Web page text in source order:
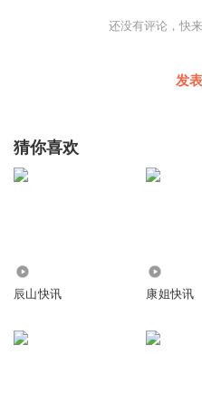
5486.5亿元，用户数量突破
手电商市场的巨大潜力和用
二手物品的标准化定价与信
性，专注中长尾非标准化商
还没有评论，快
发
猜你喜欢
辰山快讯 康姐快讯